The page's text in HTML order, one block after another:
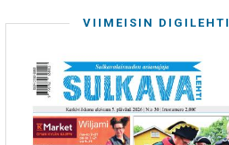
VIIMEISIN DIGILEHTI